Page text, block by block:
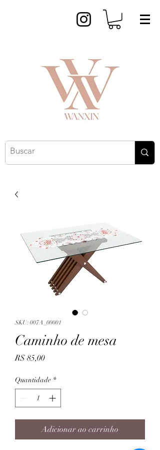
SKU: 007A_00001
Caminho de mesa
R$ 85,00Preço
Quantidade *
Adicionar ao carrinho